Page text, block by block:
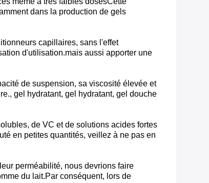
dans la production de gels
capillaires, sans l'effet
d'utilisation.mais aussi apporter une
de suspension, sa viscosité élevée et
gel hydratant, gel hydratant, gel douche
de VC et de solutions acides fortes
en petites quantités, veillez à ne pas en
perméabilité, nous devrions faire
du lait.Par conséquent, lors de